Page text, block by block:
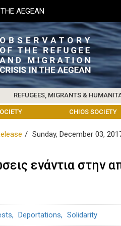
AEGEAN
REFUGEES, MIGRANTS &
REFUGEES & MIGRANTSCHIOS SOCIETY
OF THE AEGEAN
Sunday, December 03,
ενάντια στην
Deportations Solidarity